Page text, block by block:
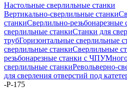
Настольные сверлильные станки
Вертикально-сверлильные станки
станкиСверлильно-резьбонарезные
сверлильные станкиСтанки для
трубГоризонтальные сверлильные
сверлильные станкиСверлильные
резьбонарезные станки с ЧПУ
сверлильные станкиРевольверно-
для сверления отверстий под
-Р-175